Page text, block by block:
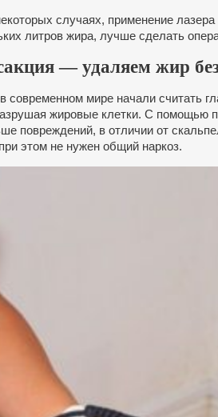
случаях, применение
литров жира, лучше сделать
— удаляем жир
современном мире начали считать
жировые клетки. С
повреждений, в отличии от
этом не нужен общий наркоз.